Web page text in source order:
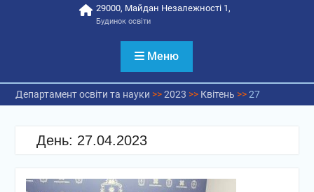
29000, Майдан Незалежності 1,
Будинок освіти
Меню
Департамент освіти та науки >>2023 >> Квітень >>27
День: 27.04.2023